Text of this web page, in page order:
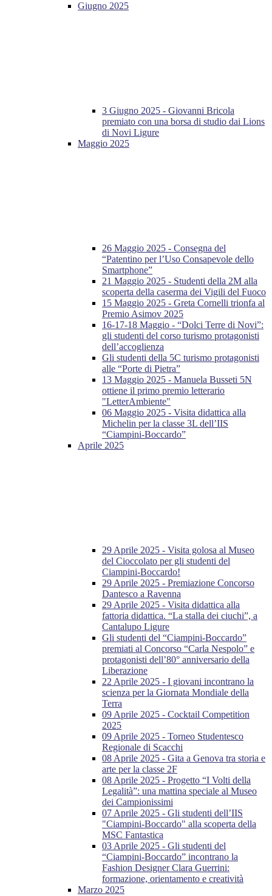
Giugno 2025
3 Giugno 2025 - Giovanni Bricola
premiato con una borsa di studio dai Lions
di Novi Ligure
Maggio 2025
26 Maggio 2025 - Consegna del
“Patentino per l’Uso Consapevole dello
Smartphone”
21 Maggio 2025 - Studenti della 2M alla
scoperta della caserma dei Vigili del Fuoco
15 Maggio 2025 - Greta Cornelli trionfa al
Premio Asimov 2025
16-17-18 Maggio - “Dolci Terre di Novi”:
gli studenti del corso turismo protagonisti
dell’accoglienza
Gli studenti della 5C turismo protagonisti
alle “Porte di Pietra”
13 Maggio 2025 - Manuela Busseti 5N
ottiene il primo premio letterario
"LetterAmbiente"
06 Maggio 2025 - Visita didattica alla
Michelin per la classe 3L dell’IIS
“Ciampini-Boccardo”
Aprile 2025
29 Aprile 2025 - Visita golosa al Museo
del Cioccolato per gli studenti del
Ciampini-Boccardo!
29 Aprile 2025 - Premiazione Concorso
Dantesco a Ravenna
29 Aprile 2025 - Visita didattica alla
fattoria didattica. “La stalla dei ciuchi”, a
Cantalupo Ligure
Gli studenti del “Ciampini-Boccardo”
premiati al Concorso “Carla Nespolo” e
protagonisti dell’80° anniversario della
Liberazione
22 Aprile 2025 - I giovani incontrano la
scienza per la Giornata Mondiale della
Terra
09 Aprile 2025 - Cocktail Competition
2025
09 Aprile 2025 - Torneo Studentesco
Regionale di Scacchi
08 Aprile 2025 - Gita a Genova tra storia e
arte per la classe 2F
08 Aprile 2025 - Progetto “I Volti della
Legalità”: una mattina speciale al Museo
dei Campionissimi
07 Aprile 2025 - Gli studenti dell’IIS
"Ciampini-Boccardo" alla scoperta della
MSC Fantastica
03 Aprile 2025 - Gli studenti del
“Ciampini-Boccardo” incontrano la
Fashion Designer Clara Guerrini:
formazione, orientamento e creatività
Marzo 2025